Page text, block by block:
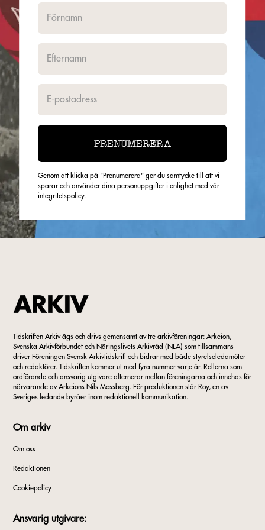
PRENUMERERA
Genom att klicka på "Prenumerera" ger du samtycke till att vi
sparar och använder dina personuppgifter i enlighet med vår
integritetspolicy.
Tidskriften Arkiv ägs och drivs gemensamt av tre arkivföreningar: Arkeion,
Svenska Arkivförbundet och Näringslivets Arkivråd (NLA) som tillsammans
driver Föreningen Svensk Arkivtidskrift och bidrar med både styrelseledamöter
och redaktörer. Tidskriften kommer ut med fyra nummer varje år. Rollerna som
ordförande och ansvarig utgivare alternerar mellan föreningarna och innehas för
närvarande av Arkeions Nils Mossberg. För produktionen står Roy, en av
Sveriges ledande byråer inom redaktionell kommunikation.
Om arkiv
Om oss
Redaktionen
Cookiepolicy
Ansvarig utgivare: